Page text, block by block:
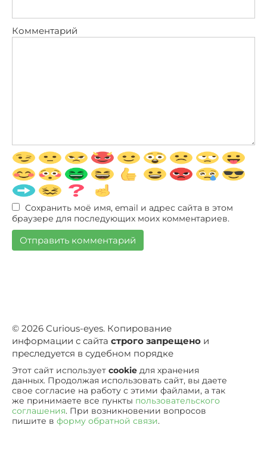
Комментарий
Сохранить моё имя, email и адрес сайта в этом
браузере для последующих моих комментариев.
© 2026 Curious-eyes. Копирование
информации с сайта строго запрещено и
преследуется в судебном порядке
Этот сайт использует cookie для хранения
данных. Продолжая использовать сайт, вы даете
свое согласие на работу с этими файлами, а так
же принимаете все пункты пользовательского
соглашения. При возникновении вопросов
пишите в форму обратной связи.